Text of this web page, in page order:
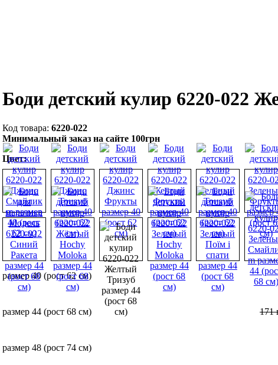
Боди детский кулир 6220-022
6220-022
Минимальный заказ на сайте 100грн
Цвет:
размер 40 (рост 62 см)
размер 44 (рост 68 см) 171
размер 48 (рост 74 см)